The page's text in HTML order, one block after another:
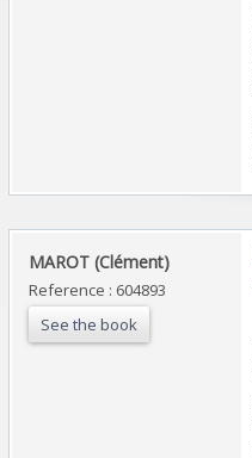
‎MAROT (Clément)‎
Reference : 604893
See the book